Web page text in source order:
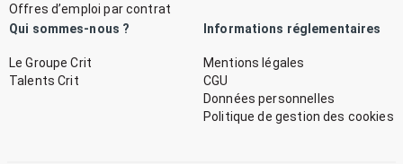
Offres d’emploi par contrat
Qui sommes-nous ?
Le Groupe Crit
Talents Crit
Informations réglementaires
Mentions légales
CGU
Données personnelles
Politique de gestion des cookies